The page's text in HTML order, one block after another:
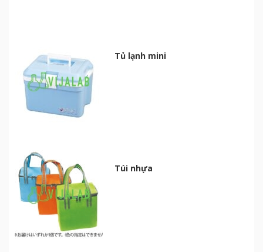
Tủ lạnh mini
Túi nhựa